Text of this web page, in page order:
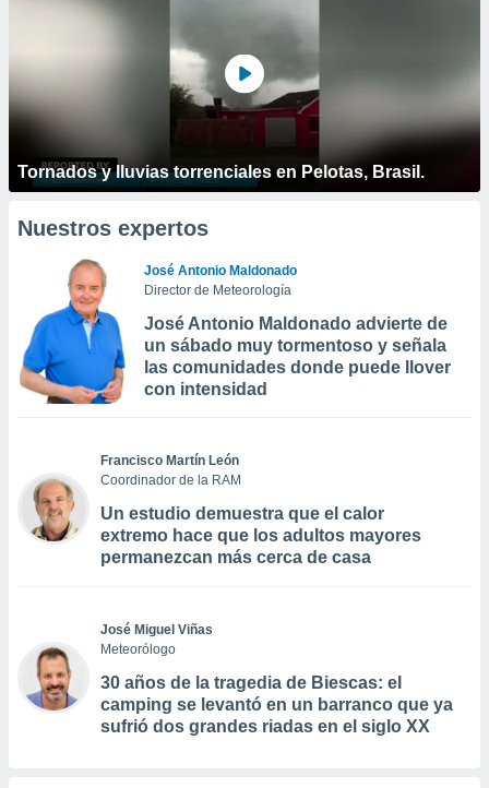
Tornados y lluvias torrenciales en Pelotas, Brasil.
Nuestros expertos
José Antonio Maldonado
Director de Meteorología
José Antonio Maldonado advierte de
un sábado muy tormentoso y señala
las comunidades donde puede llover
con intensidad
Francisco Martín León
Coordinador de la RAM
Un estudio demuestra que el calor
extremo hace que los adultos mayores
permanezcan más cerca de casa
José Miguel Viñas
Meteorólogo
30 años de la tragedia de Biescas: el
camping se levantó en un barranco que ya
sufrió dos grandes riadas en el siglo XX